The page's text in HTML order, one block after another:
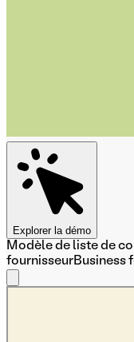
Explorer la démo
Modèle de liste de
fournisseur Business